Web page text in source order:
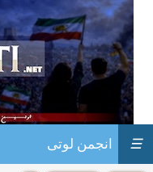
انجمن لوتی ☰